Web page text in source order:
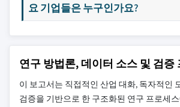
요 기업들은 누구인가요?
연구 방법론, 데이터 소스 및 검증
이 보고서는 직접적인 산업 대화, 독자적인
검증을 기반으로 한 구조화된 연구 프로세